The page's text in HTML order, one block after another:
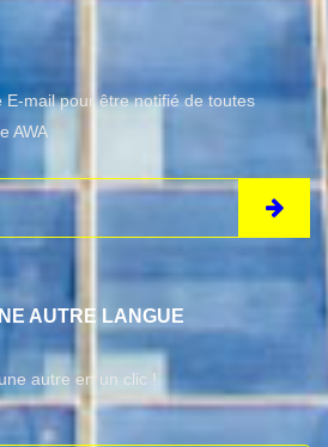
E-mail pour être notifié de toutes
AWA
AUTRE LANGUE
autre en un clic !